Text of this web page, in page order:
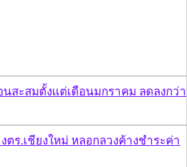
สะสมตั้งแต่เดือนมกราคม ลดลงกว่า
ร.เชียงใหม่ หลอกลวงค้างชำระค่า